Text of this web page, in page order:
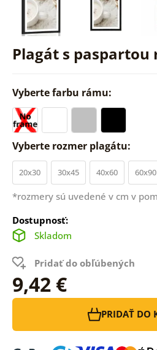
Plagát s paspartou
Vyberte farbu rámu:
Vyberte rozmer plagátu:
20x30 30x45 40x60 60x90
*rozmery sú uvedené v cm v
Dostupnosť:
Skladom
Pridať do obľúbených
9,42 €
PRIDAŤ DO